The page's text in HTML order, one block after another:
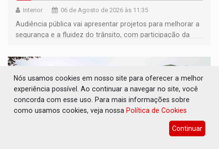
Interior 06 de Agosto de 2026 às 11:35
Audiência pública vai apresentar projetos para melhorar a
segurança e a fluidez do trânsito, com participação da
Nós usamos cookies em nosso site para oferecer a melhor
experiência possível. Ao continuar a navegar no site, você
concorda com esse uso. Para mais informações sobre
como usamos cookies, veja nossa Política de Cookies
Continuar